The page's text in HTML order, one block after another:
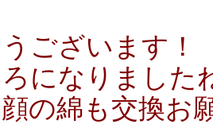
ございます！
になりました
の綿も交換お